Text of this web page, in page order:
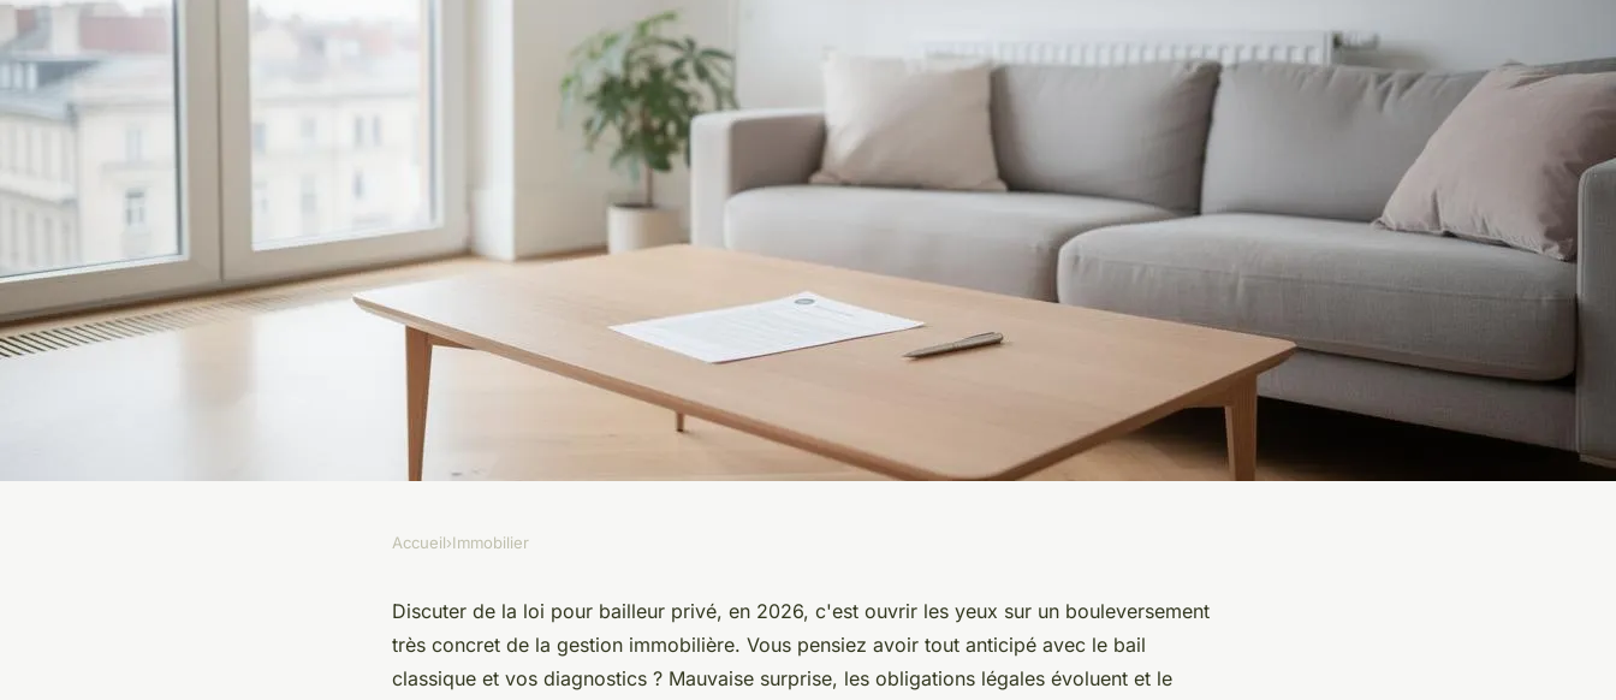
Loi pour bailleur privé : les obligations
Accueil›Immobilier
Discuter de la loi pour bailleur privé, en 2026, c'est ouvrir les yeux sur un bouleversement
très concret de la gestion immobilière. Vous pensiez avoir tout anticipé avec le bail
classique et vos diagnostics ? Mauvaise surprise, les obligations légales évoluent et le